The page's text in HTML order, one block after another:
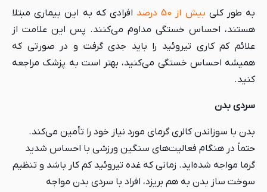
به طور کلی بیش از 50 درصد
افرادی که به این بیماری مبتلا
هستند، احساس خستگی مداوم می‌کنند. پس این علامت از
علائم کم کاری تیروئید را باید جدی گرفت و در صورتی که
همیشه احساس خستگی می‌کنید، بهتر است به پزشک مراجعه
کنید.
سردی بدن
بدن با سوزاندن کالری گرمای مورد نیاز خود را تأمین می‌کند.
حتماً در هنگام فعالیت‌های سنگین ورزشی با احساس شدید
گرما مواجه شده‌اید. زمانی که غده تیروئید کم کار باشد و تنظیم
سوخت ساز بدن به هم بریزد، افراد با سردی بدن مواجه